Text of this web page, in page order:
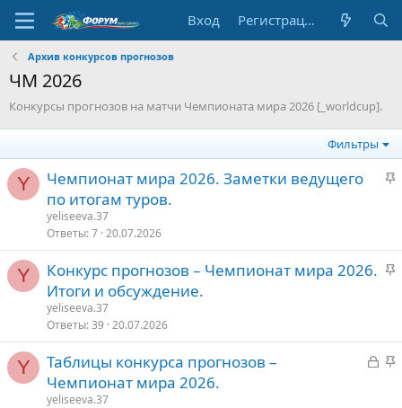
Вход Регистрация
Архив конкурсов прогнозов
ЧМ 2026
Конкурсы прогнозов на матчи Чемпионата мира 2026 [_worldcup].
Фильтры
Y
З
е
п
о
Чемпионат мира 2026. Заметки ведущего
по итогам туров.
yeliseeva.37
Ответы 7 20.07.2026
Y
З
е
п
Конкурс прогнозов – Чемпионат мира 2026.
Итоги и обсуждение.
yeliseeva.37
Ответы 39 20.07.2026
Y
З
З
Таблицы конкурса прогнозов –
Чемпионат мира 2026.
yeliseeva.37